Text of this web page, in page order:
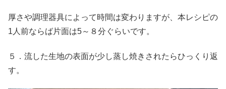
厚さや調理器具によって時間は変わりますが、本レシピの
1人前ならば片面は5～８分ぐらいです。
５．流した生地の表面が少し蒸し焼きされたらひっくり返
す。